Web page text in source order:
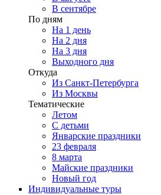
В сентябре
По дням
На 1 день
На 2 дня
На 3 дня
Выходного дня
Откуда
Из Санкт-Петербурга
Из Москвы
Тематические
Летом
С детьми
Январские праздники
23 февраля
8 марта
Майские праздники
Новый год
Индивидуальные туры